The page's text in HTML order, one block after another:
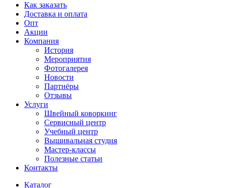
Как заказать
Доставка и оплата
Опт
Акции
Компания
История
Мероприятия
Фотогалерея
Новости
Партнёры
Отзывы
Услуги
Швейный коворкинг
Сервисный центр
Учебный центр
Вышивальная студия
Мастер-классы
Полезные статьи
Контакты
Каталог